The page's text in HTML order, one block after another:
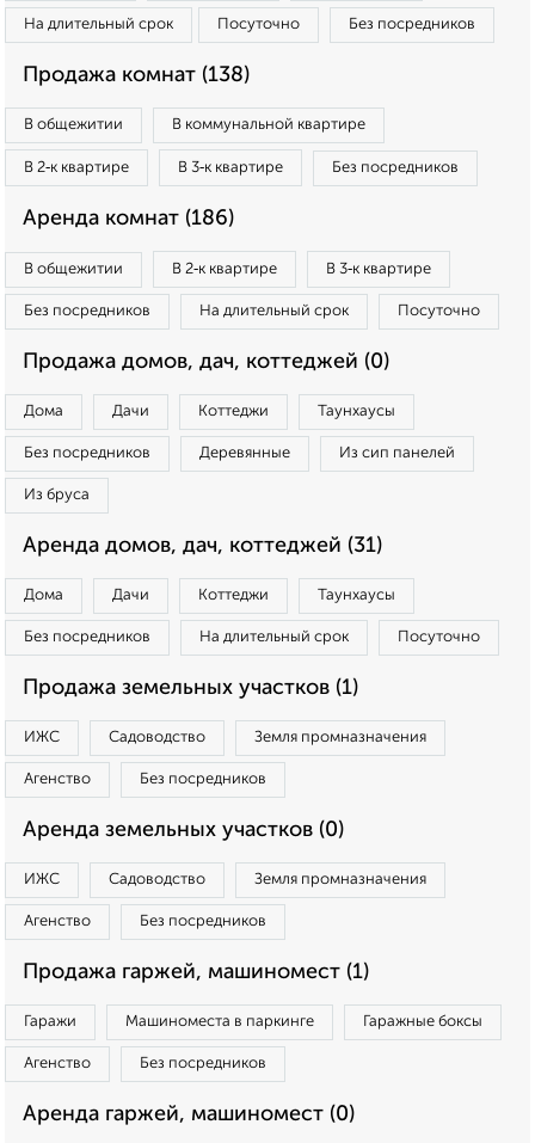
На длительный срок Посуточно Без посредников
Продажа комнат (138)
В общежитии В коммунальной квартире
В 2‑к квартире В 3‑к квартире Без посредников
Аренда комнат (186)
В общежитии В 2‑к квартире В 3‑к квартире
Без посредников На длительный срок Посуточно
Продажа домов, дач, коттеджей (0)
Дома Дачи Коттеджи Таунхаусы
Без посредников Деревянные Из сип панелей
Из бруса
Аренда домов, дач, коттеджей (31)
Дома Дачи Коттеджи Таунхаусы
Без посредников На длительный срок Посуточно
Продажа земельных участков (1)
ИЖС Садоводство Земля промназначения
Агенство Без посредников
Аренда земельных участков (0)
ИЖС Садоводство Земля промназначения
Агенство Без посредников
Продажа гаржей, машиномест (1)
Гаражи Машиноместа в паркинге Гаражные боксы
Агенство Без посредников
Аренда гаржей, машиномест (0)